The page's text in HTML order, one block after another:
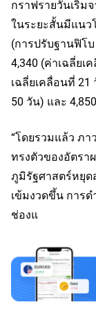
กราฟรายวันเริ่ม
ในระยะสั้นมีแนว
(การปรับฐานฟิโ
4,340 (ค่าเฉลี่ยเ
เฉลี่ยเคลื่อนที่ 21
50 วัน) และ
“โดยรวมแล้ว ภา
ทรงตัวของอัตรา
ภูมิรัฐศาสตร์หยุด
เข้มงวดขึ้น การ
ช่องแ